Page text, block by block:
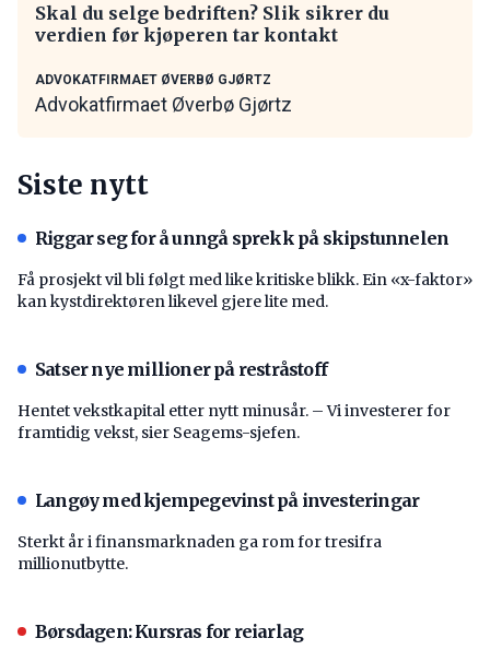
Skal du selge bedriften? Slik sikrer du
verdien før kjøperen tar kontakt
ADVOKATFIRMAET ØVERBØ GJØRTZ
Advokatfirmaet Øverbø Gjørtz
Siste nytt
Riggar seg for å unngå sprekk på skipstunnelen
Få prosjekt vil bli følgt med like kritiske blikk. Ein «x-faktor»
kan kystdirektøren likevel gjere lite med.
Satser nye millioner på restråstoff
Hentet vekstkapital etter nytt minusår. – Vi investerer for
framtidig vekst, sier Seagems-sjefen.
Langøy med kjempegevinst på investeringar
Sterkt år i finansmarknaden ga rom for tresifra
millionutbytte.
Børsdagen: Kursras for reiarlag